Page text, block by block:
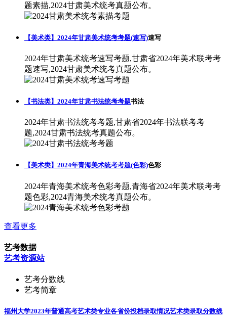
题素描,2024甘肃美术统考真题公布。
【美术类】2024年甘肃美术统考考题(速写)速写
2024年甘肃美术统考速写考题,甘肃省2024年美术联考考
题速写,2024甘肃美术统考真题公布。
【书法类】2024年甘肃书法统考考题书法
2024年甘肃书法统考考题,甘肃省2024年书法联考考
题,2024甘肃书法统考真题公布。
【美术类】2024年青海美术统考考题(色彩)色彩
2024年青海美术统考色彩考题,青海省2024年美术联考考
题色彩,2024青海美术统考真题公布。
查看更多
艺考数据
艺考资源站
艺考分数线
艺考简章
福州大学2023年普通高考艺术类专业各省份投档录取情况艺术类录取分数线